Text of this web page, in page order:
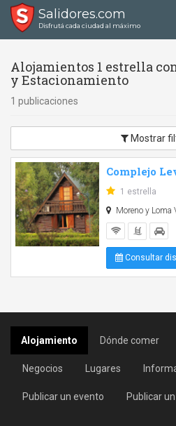
Salidores.com
Disfrutá cada ciudad al máximo
Alojamientos 1 estrella
y Estacionamiento
1 publicaciones
Mostrar
Complejo
1 estrella
Moreno y Loma
Consultar
Alojamiento Dónde comer
Negocios Lugares
Publicar un evento Publicar